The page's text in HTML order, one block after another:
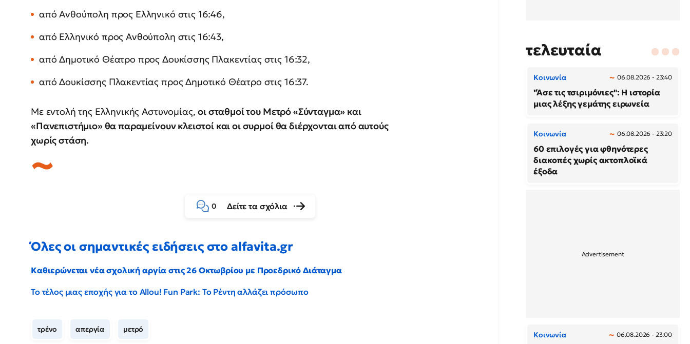
από Ανθούπολη προς Ελληνικό στις 16:46,
από Ελληνικό προς Ανθούπολη στις 16:43,
από Δημοτικό Θέατρο προς Δουκίσσης Πλακεντίας στις 16:32,
από Δουκίσσης Πλακεντίας προς Δημοτικό Θέατρο στις 16:37.
Με εντολή της Ελληνικής Αστυνομίας,οι σταθμοί του Μετρό «Σύνταγμα» και
«Πανεπιστήμιο» θα παραμείνουν κλειστοί και οι συρμοί θα διέρχονται από αυτούς
χωρίς στάση.
0 Δείτε τα σχόλια
Όλες οι σημαντικές ειδήσεις στο alfavita.gr
Καθιερώνεται νέα σχολική αργία στις 26 Οκτωβρίου με Προεδρικό Διάταγμα
Το τέλος μιας εποχής για το Allou! Fun Park: Το Ρέντη αλλάζει πρόσωπο
τρένο απεργία μετρό
τελευταία
Κοινωνία 06.08.2026 - 23:40
"Άσε τις τσιριμόνιες": Η ιστορία
μιας λέξης γεμάτης ειρωνεία
Κοινωνία 06.08.2026 - 23:20
60 επιλογές για φθηνότερες
διακοπές χωρίς ακτοπλοϊκά
έξοδα
Κοινωνία 06.08.2026 - 23:00